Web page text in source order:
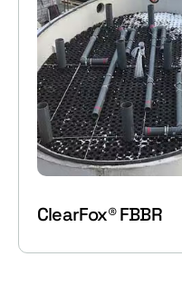
ClearFox® FBBR